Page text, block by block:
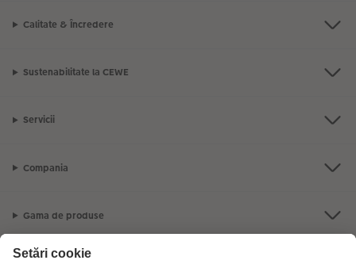
Calitate & Încredere
Sustenabilitate la CEWE
Servicii
Compania
Gama de produse